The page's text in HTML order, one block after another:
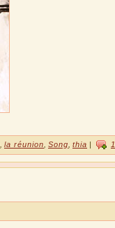
la réunion Song thia